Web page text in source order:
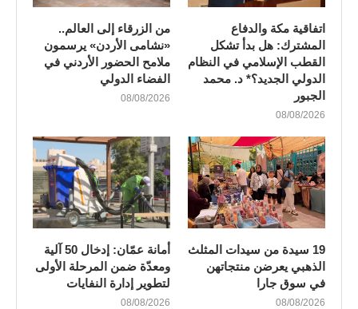
اتفاقية مكة والدفاع
المشترك: هل بدأ تشكل
القطب الإسلامي في النظام
الدولي الجديد؟* د. محمد
الجبور
08/08/2026
من الزرقاء إلى العالم..
«نشامى الأردن» يرسمون
ملامح الحضور الأردني في
الفضاء الدولي
08/08/2026
19 سيدة من سيدات المثلث
الذهبي يعرضن منتجاتهن
في سوق جارا
08/08/2026
أمانة عمّان: إدخال 50 آلية
ومعدّة ضمن المرحلة الأولى
لتطوير إدارة النفايات
08/08/2026